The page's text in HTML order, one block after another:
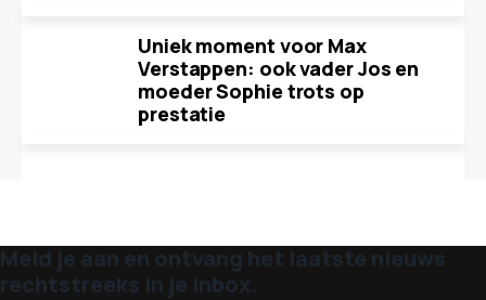
Uniek moment voor Max
Verstappen: ook vader Jos en
moeder Sophie trots op
prestatie
Meld je aan en ontvang het laatste nieuws
rechtstreeks in je inbox.